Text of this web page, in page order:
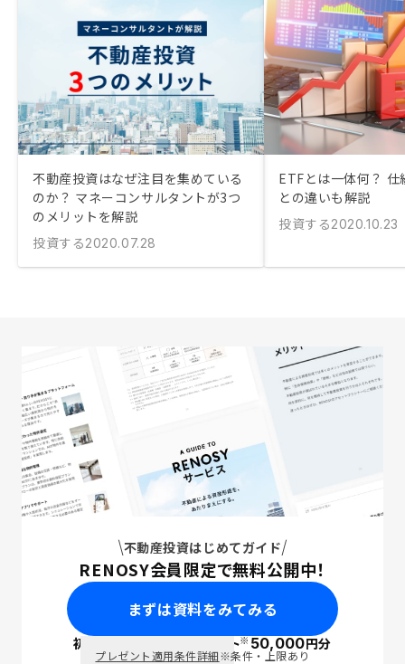
不動産投資はなぜ注目を集めている
のか？ マネーコンサルタントが3つ
のメリットを解説
投資する2020.07.28
ETFとは一体何？ 仕
との違いも解説
投資する2020.10.23
不動産投資はじめてガイド
RENOSY会員限定で無料公開中！
まずは資料をみてみる
初回面談で ポイント※50,000円分
プレゼント適用条件詳細※条件・上限あり